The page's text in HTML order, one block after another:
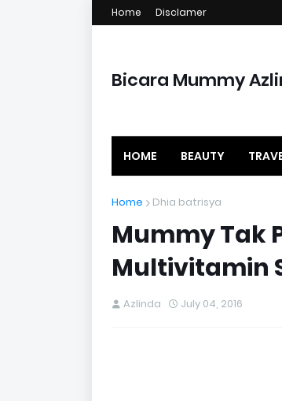
Home Disclamer
Bicara Mummy
HOME BEAUTY
Home Dhia batrisya
Mummy Tak
Multivitamin
Azlinda July 04, 2016